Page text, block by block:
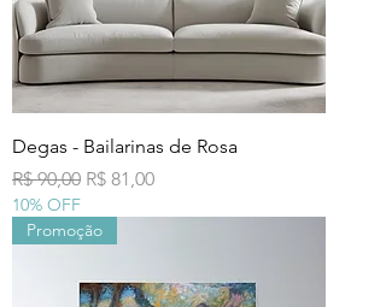
Degas - Bailarinas de Rosa
Preço normal
R$ 90,00 Preço promocional
R$ 81,00
10% OFF
Promoção